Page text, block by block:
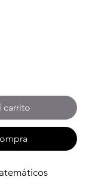
carrito